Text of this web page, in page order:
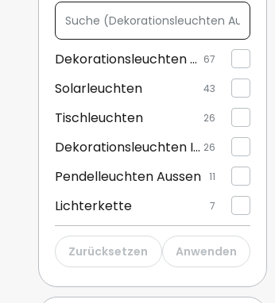
Suche
(Dekorationsleuchten
Aussen,
...)
Dekorationsleuchten Aussen 67
Solarleuchten 43
Tischleuchten 26
Dekorationsleuchten Innen 26
Pendelleuchten Aussen 11
Lichterkette 7
Wandleuchten 6
Wandlampen mit Schalter6
Aussenwandleuchten 3
Zurücksetzen Anwenden